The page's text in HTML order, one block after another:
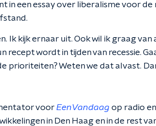
in een essay over liberalisme voor
Ik kijk ernaar uit. Ook wil ik graag van
recept wordt in tijden van recessie.
prioriteiten? Weten we dat alvast.
voorEenVandaag op radio
in Den Haag en in de rest